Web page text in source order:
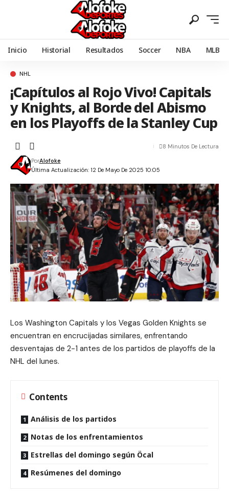
Inicio Historial Resultados Soccer NBA MLB
NHL
¡Capítulos al Rojo Vivo! Capitals
y Knights, al Borde del Abismo
en los Playoffs de la Stanley Cup
Última Actualización: 12 De Mayo De 2025 10:05
PorAlofoke
8 Minutos De Lectura
Los Washington Capitals y los Vegas Golden Knights se
encuentran en encrucijadas similares, enfrentando
desventajas de 2-1 antes de los partidos de playoffs de la
NHL del lunes.
Contents
Análisis de los partidos
Notas de los enfrentamientos
Estrellas del domingo según Öcal
Resúmenes del domingo